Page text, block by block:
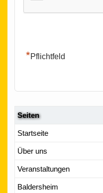
*Pflichtfeld
Seiten
Startseite
Über uns
Veranstaltungen
Baldersheim